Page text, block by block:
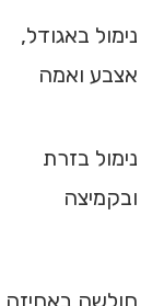
נימול באגודל,
אצבע ואמה
נימול בזרת
ובקמיצה
חולשה באחיזה